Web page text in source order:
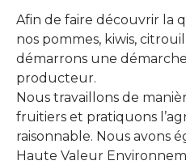
Afin de faire découvrir la
nos pommes, kiwis,
démarrons une
producteur.
Nous travaillons de
fruitiers et pratiquons
raisonnable. Nous avons
Haute Valeur